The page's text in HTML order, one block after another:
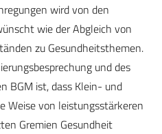
wird von den
wie der Abgleich von
zu Gesundheitsthemen.
und des
BGM ist, dass Klein- und
Weise von leistungsstärkeren
Gremien Gesundheit